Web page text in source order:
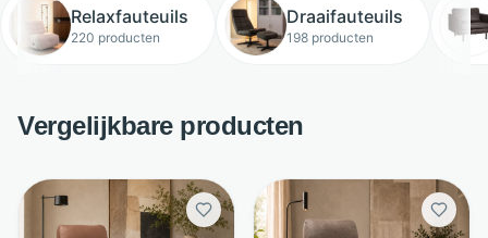
Relaxfauteuils
220 producten
Draaifauteuils
198 producten
Vergelijkbare producten